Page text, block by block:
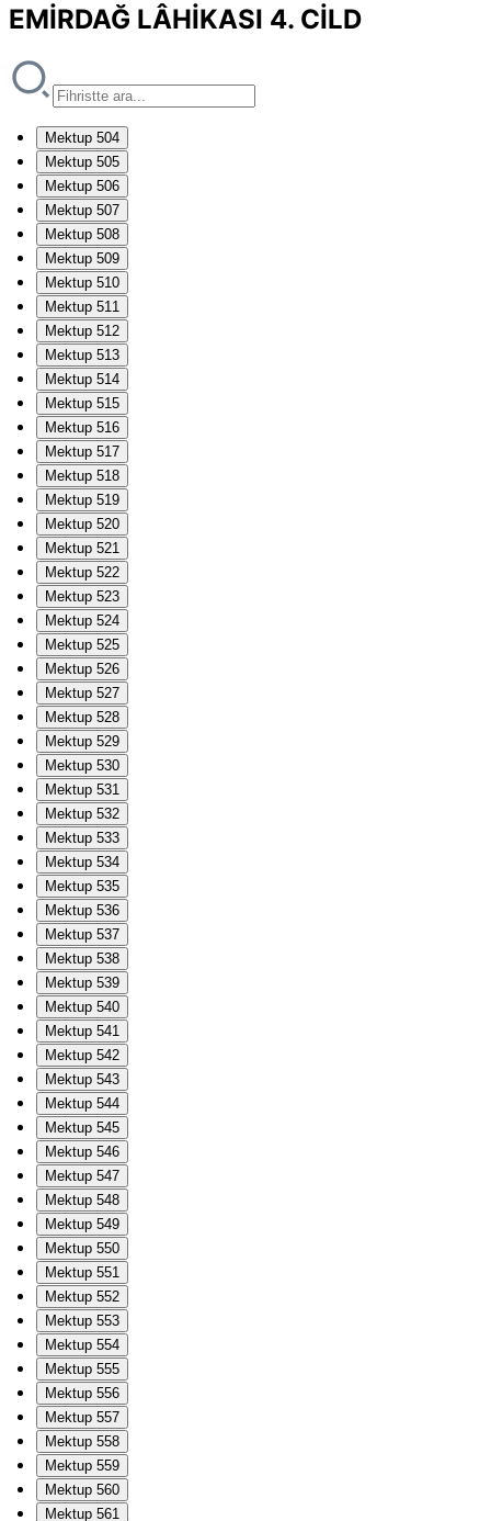
EMİRDAĞ LÂHİKASI 4. CİLD
Mektup 504
Mektup 505
Mektup 506
Mektup 507
Mektup 508
Mektup 509
Mektup 510
Mektup 511
Mektup 512
Mektup 513
Mektup 514
Mektup 515
Mektup 516
Mektup 517
Mektup 518
Mektup 519
Mektup 520
Mektup 521
Mektup 522
Mektup 523
Mektup 524
Mektup 525
Mektup 526
Mektup 527
Mektup 528
Mektup 529
Mektup 530
Mektup 531
Mektup 532
Mektup 533
Mektup 534
Mektup 535
Mektup 536
Mektup 537
Mektup 538
Mektup 539
Mektup 540
Mektup 541
Mektup 542
Mektup 543
Mektup 544
Mektup 545
Mektup 546
Mektup 547
Mektup 548
Mektup 549
Mektup 550
Mektup 551
Mektup 552
Mektup 553
Mektup 554
Mektup 555
Mektup 556
Mektup 557
Mektup 558
Mektup 559
Mektup 560
Mektup 561